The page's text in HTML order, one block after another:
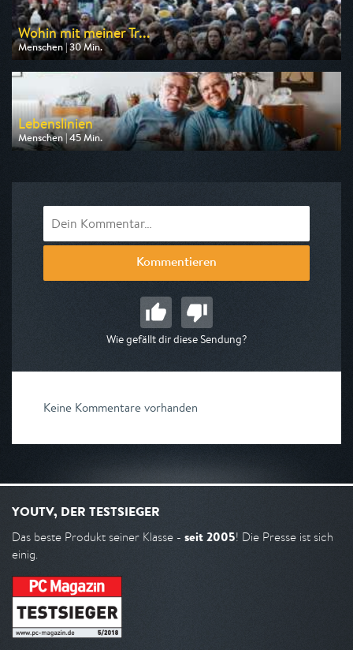
Wohin mit meiner Tr...
Menschen | 30 Min.
Ausgestrahlt von SWR
am 08.08.2026, 10:15
Lebenslinien
Menschen | 45 Min.
Ausgestrahlt von BR
Kommentieren
Wie gefällt dir diese Sendung?
Keine Kommentare vorhanden
YOUTV, DER TESTSIEGER
Das beste Produkt seiner Klasse - seit 2005! Die Presse ist sich
einig.